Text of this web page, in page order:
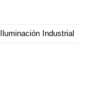
Iluminación Industrial